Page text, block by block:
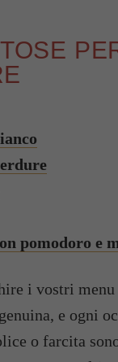
pomodoro e
i vostri menu
e ogni
o farcita